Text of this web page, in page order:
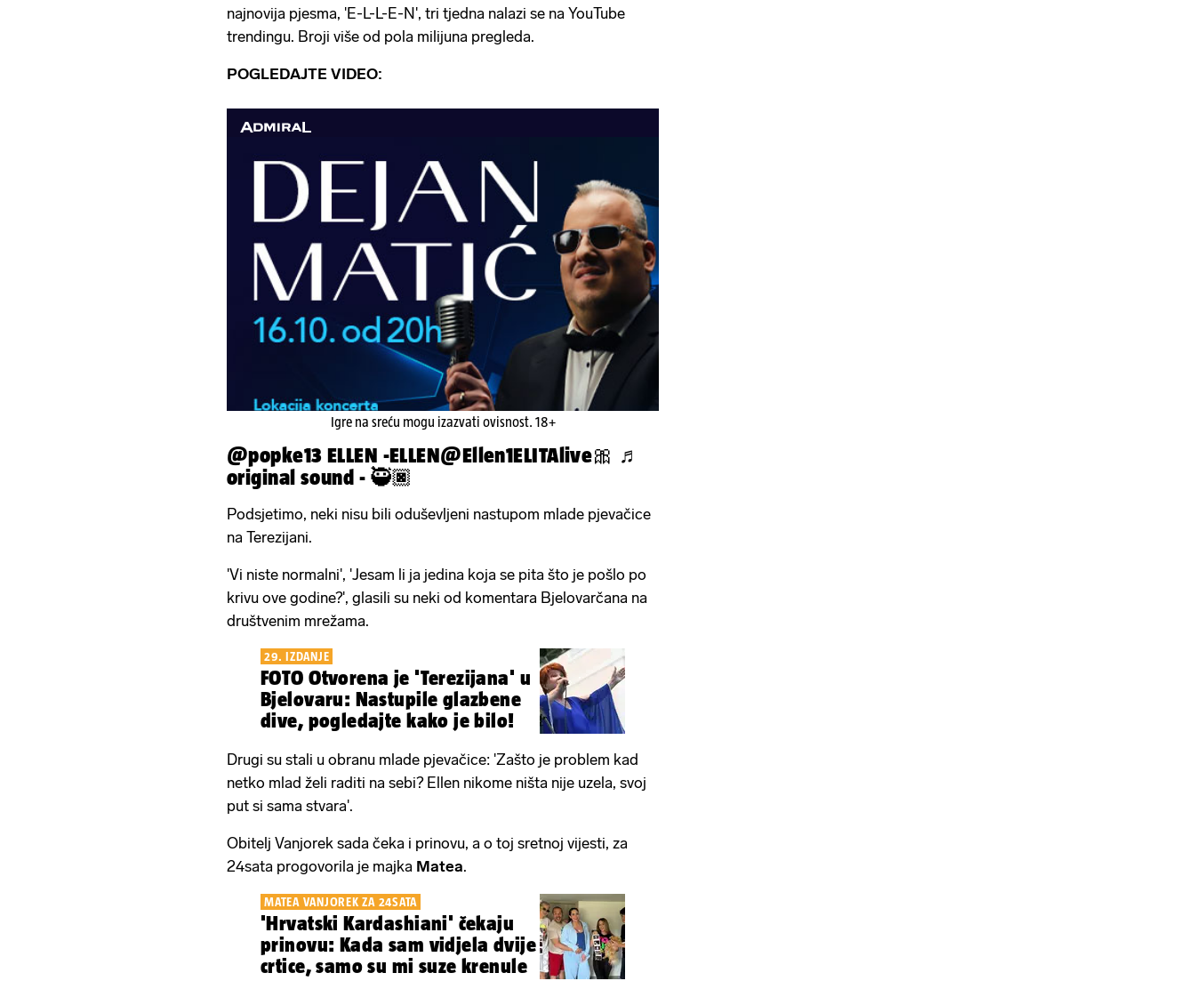
najnovija pjesma, 'E-L-L-E-N', tri tjedna nalazi se na YouTube
trendingu. Broji više od pola milijuna pregleda.
POGLEDAJTE VIDEO:
Igre na sreću mogu izazvati ovisnost. 18+
@popke13 ELLEN -ELLEN@Ellen1ELITAlive🎀 ♬
original sound - 🥷🏿
Podsjetimo, neki nisu bili oduševljeni nastupom mlade pjevačice
na Terezijani.
'Vi niste normalni', 'Jesam li ja jedina koja se pita što je pošlo po
krivu ove godine?', glasili su neki od komentara Bjelovarčana na
društvenim mrežama.
29. IZDANJE
FOTO Otvorena je 'Terezijana' u
Bjelovaru: Nastupile glazbene
dive, pogledajte kako je bilo!
Drugi su stali u obranu mlade pjevačice: 'Zašto je problem kad
netko mlad želi raditi na sebi? Ellen nikome ništa nije uzela, svoj
put si sama stvara'.
Obitelj Vanjorek sada čeka i prinovu, a o toj sretnoj vijesti, za
24sata progovorila je majka Matea.
MATEA VANJOREK ZA 24SATA
'Hrvatski Kardashiani' čekaju
prinovu: Kada sam vidjela dvije
crtice, samo su mi suze krenule